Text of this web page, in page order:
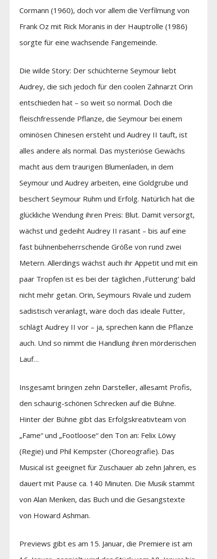
Cormann (1960), doch vor allem die Verfilmung von
Frank Oz mit Rick Moranis in der Hauptrolle (1986)
sorgte für eine wachsende Fangemeinde.
Die wilde Story: Der schüchterne Seymour liebt
Audrey, die sich jedoch für den coolen Zahnarzt Orin
entschieden hat – so weit so normal. Doch die
fleischfressende Pflanze, die Seymour bei einem
ominösen Chinesen ersteht und Audrey II tauft, ist
alles andere als normal. Das mysteriöse Gewächs
macht aus dem traurigen Blumenladen, in dem
Seymour und Audrey arbeiten, eine Goldgrube und
beschert Seymour Ruhm und Erfolg. Natürlich hat die
glückliche Wendung ihren Preis: Blut. Damit versorgt,
wächst und gedeiht Audrey II rasant – bis auf eine
fast bühnenbeherrschende Größe von rund zwei
Metern. Allerdings wächst auch ihr Appetit und mit ein
paar Tropfen ist es bei der täglichen ‚Fütterung‘ bald
nicht mehr getan. Orin, Seymours Rivale und zudem
sadistisch veranlagt, wäre doch das ideale Futter,
schlägt Audrey II vor – ja, sprechen kann die Pflanze
auch. Und so nimmt die Handlung ihren mörderischen
Lauf…
Insgesamt bringen zehn Darsteller, allesamt Profis,
den schaurig-schönen Schrecken auf die Bühne.
Hinter der Bühne gibt das Erfolgskreativteam von
„Fame“ und „Footloose“ den Ton an: Felix Löwy
(Regie) und Phil Kempster (Choreografie). Das
Musical ist geeignet für Zuschauer ab zehn Jahren, es
dauert mit Pause ca. 140 Minuten. Die Musik stammt
von Alan Menken, das Buch und die Gesangstexte
von Howard Ashman.
Previews gibt es am 15. Januar, die Premiere ist am